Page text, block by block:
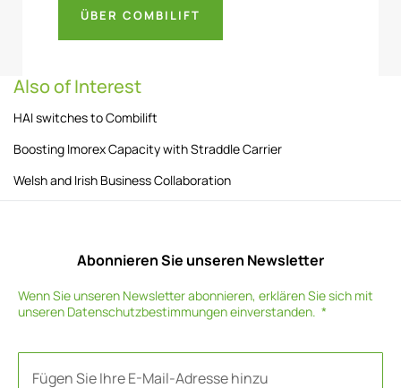
ÜBER COMBILIFT
Also of Interest
HAI switches to Combilift
Boosting Imorex Capacity with Straddle Carrier
Welsh and Irish Business Collaboration
Abonnieren Sie unseren Newsletter
Wenn Sie unseren Newsletter abonnieren, erklären Sie sich mit
unseren Datenschutzbestimmungeneinverstanden.